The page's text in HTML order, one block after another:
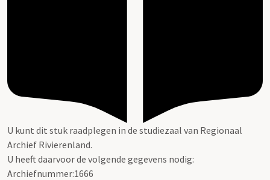
U kunt dit stuk raadplegen in de studiezaal van Regionaal
Archief Rivierenland.
U heeft daarvoor de volgende gegevens nodig:
Archiefnummer:1666